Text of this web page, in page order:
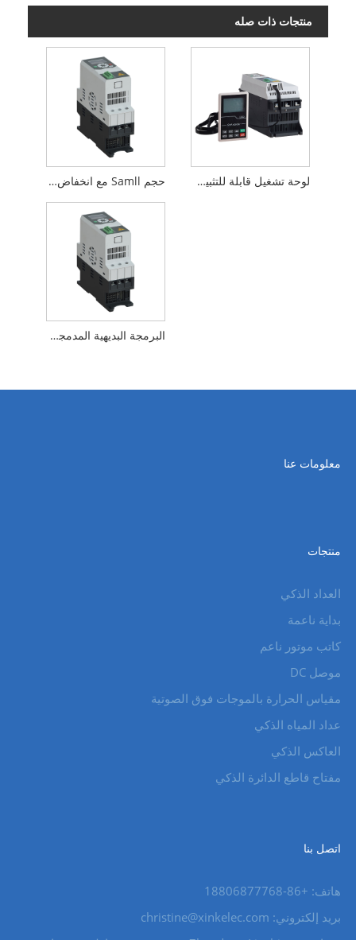
منتجات ذات صله
حجم Samll مع انخفاض الحرارة المدمجة في الممر الالتفاف الناعمة لوحة تشغيل قابلة للتثبيت عن بديلة مخصصة بديه
البرمجة البديهية المدمجة في الالتفاف الناعم المبتدئ
معلومات عنا
منتجات
العداد الذكي
بداية ناعمة
كاتب موتور ناعم
موصل DC
مقياس الحرارة بالموجات فوق الصوتية
عداد المياه الذكي
العاكس الذكي
مفتاح قاطع الدائرة الذكي
اتصل بنا
هاتف: +86-18806877768
بريد إلكتروني: christine@xinkelec.com